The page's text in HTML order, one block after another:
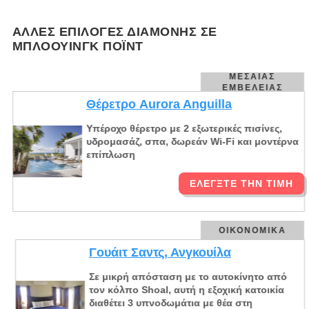
ΆΛΛΕΣ ΕΠΙΛΟΓΈΣ ΔΙΑΜΟΝΉΣ ΣΕ
ΜΠΛΌΟΥΙΝΓΚ ΠΌΙΝΤ
ΜΕΣΑΊΑΣ
ΕΜΒΈΛΕΙΑΣ
Θέρετρο Aurora Anguilla
Υπέροχο θέρετρο με 2 εξωτερικές πισίνες,
υδρομασάζ, σπα, δωρεάν Wi-Fi και μοντέρνα
επίπλωση
ΕΛΈΓΞΤΕ ΤΗΝ ΤΙΜΉ
ΟΙΚΟΝΟΜΙΚΆ
Γουάιτ Σαντς, Ανγκουίλα
Σε μικρή απόσταση με το αυτοκίνητο από
τον κόλπο Shoal, αυτή η εξοχική κατοικία
διαθέτει 3 υπνοδωμάτια με θέα στη